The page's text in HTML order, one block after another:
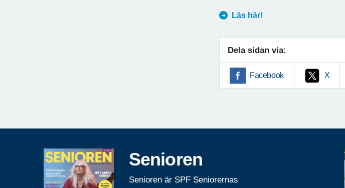
Läs här!
Dela sidan via:
Facebook X
Senioren
Senioren är SPF Seniorernas